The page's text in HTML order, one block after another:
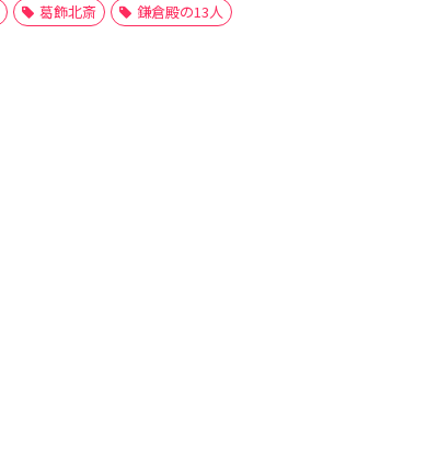
葛飾北斎 鎌倉殿の13人